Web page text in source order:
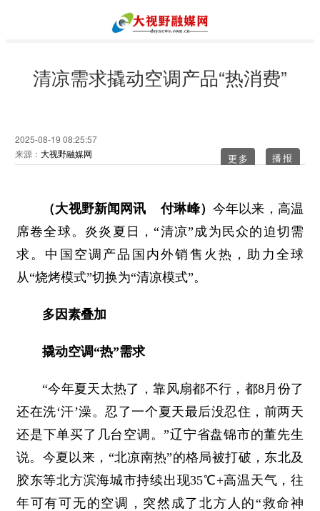
清凉需求撬动空调产品“热消费”
2025-08-19 08:25:57
来源： 大视野融媒网 更多
（大视野新闻网讯 付琳峰） 今年以来，高温
席卷全球。炎炎夏日，“清凉”成为民众的迫切需
求。中国空调产品国内外销售火热，助力全球
从“烧烤模式”切换为“清凉模式”。
多因素叠加
撬动空调“热”需求
“今年夏天太热了，靠风扇都不行，都8月份了
还在洗‘汗’澡。忍了一个夏天最后没忍住，前两天
还是下单买了几台空调。”辽宁省盘锦市的董先生
说。今夏以来，“北凉南热”的格局被打破，东北及
胶东等北方滨海城市持续出现35℃+高温天气，往
年可有可无的空调，突然成了北方人的“救命神